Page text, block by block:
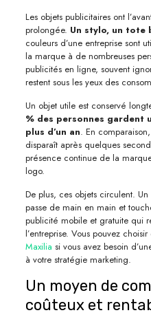
Les objets publicitaires ont
prolongée. Un stylo, un tote
couleurs d’une entreprise sont
la marque à de nombreuses
publicités en ligne, souvent
restent sous les yeux des
Un objet utile est conservé
% des personnes
plus d’un an. En
disparaît après quelques
présence continue de la
logo.
De plus, ces objets circulent.
passe de main en main et
publicité mobile et gratuite qui
l’entreprise. Vous pouvez choisir
Maxilia si vous avez besoin
à votre stratégie marketing.
Un moyen de
coûteux et